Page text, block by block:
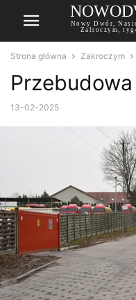
Nowy Dwór,
Zalroczym,
Strona główna Zakroczym
13-02-2025